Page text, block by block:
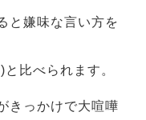
と嫌味な言い方を
比べられます。
きっかけで大喧嘩